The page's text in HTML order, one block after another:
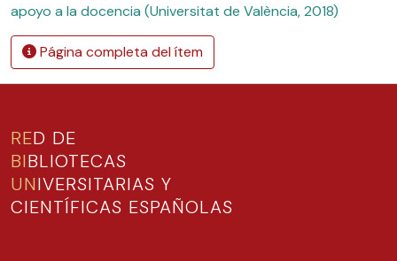
apoyo a la docencia (Universitat de València, 2018)
Página completa del ítem
RED DE
BIBLIOTECAS
UNIVERSITARIAS Y
CIENTÍFICAS ESPAÑOLAS